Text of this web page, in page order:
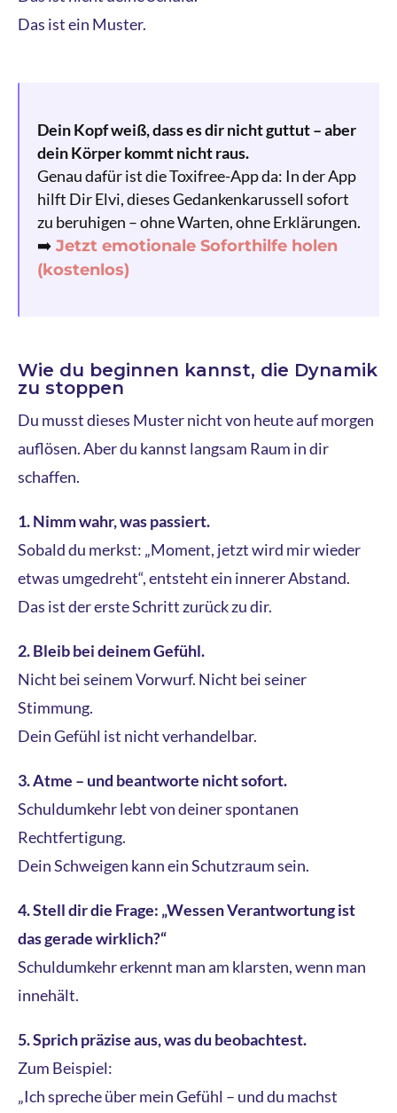
Das ist ein Muster.
Dein Kopf weiß, dass es dir nicht guttut – aber
dein Körper kommt nicht raus.
Genau dafür ist die Toxifree-App da: In der App
hilft Dir Elvi, dieses Gedankenkarussell sofort
zu beruhigen – ohne Warten, ohne Erklärungen.
➡️Jetzt emotionale Soforthilfe holen
(kostenlos)
Wie du beginnen kannst, die Dynamik
zu stoppen
Du musst dieses Muster nicht von heute auf morgen
auflösen. Aber du kannst langsam Raum in dir
schaffen.
1. Nimm wahr, was passiert.
Sobald du merkst: „Moment, jetzt wird mir wieder
etwas umgedreht“, entsteht ein innerer Abstand.
Das ist der erste Schritt zurück zu dir.
2. Bleib bei deinem Gefühl.
Nicht bei seinem Vorwurf. Nicht bei seiner
Stimmung.
Dein Gefühl ist nicht verhandelbar.
3. Atme – und beantworte nicht sofort.
Schuldumkehr lebt von deiner spontanen
Rechtfertigung.
Dein Schweigen kann ein Schutzraum sein.
4. Stell dir die Frage: „Wessen Verantwortung ist
das gerade wirklich?“
Schuldumkehr erkennt man am klarsten, wenn man
innehält.
5. Sprich präzise aus, was du beobachtest.
Zum Beispiel:
„Ich spreche über mein Gefühl – und du machst